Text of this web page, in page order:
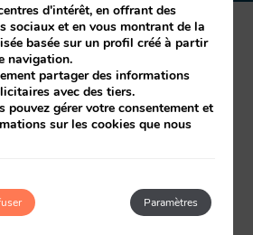
d'intérêt, en offrant des
sociaux et en vous montrant de la
basée sur un profil créé à partir
navigation.
partager des informations
avec des tiers.
pouvez gérer votre consentement et
sur les cookies que nous
Paramètres